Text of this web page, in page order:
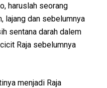
haruslah seorang
lajang dan sebelumnya
sentana darah dalem
Raja sebelumnya
menjadi Raja